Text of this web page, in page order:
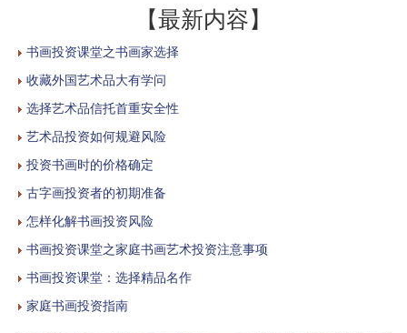
【最新内容】
书画投资课堂之书画家选择
收藏外国艺术品大有学问
选择艺术品信托首重安全性
艺术品投资如何规避风险
投资书画时的价格确定
古字画投资者的初期准备
怎样化解书画投资风险
书画投资课堂之家庭书画艺术投资注意事项
书画投资课堂：选择精品名作
家庭书画投资指南